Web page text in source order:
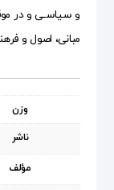
و سیاسـی و در
مبانی، اصول و
وزن
ناشر
مؤلف